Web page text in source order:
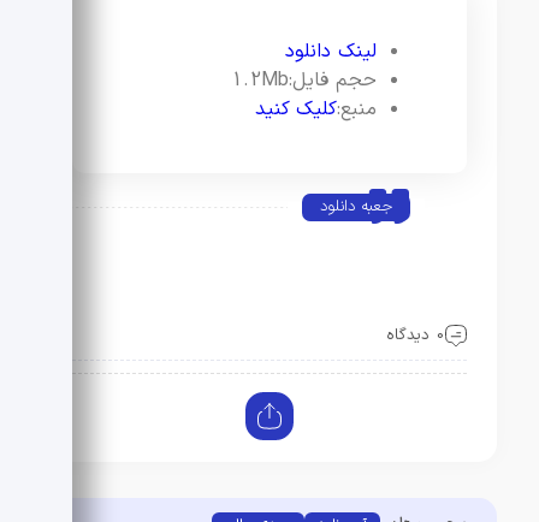
لینک دانلود
حجم فایل:1.2Mb
منبع:کلیک کنید
جعبه دانلود
0 دیدگاه